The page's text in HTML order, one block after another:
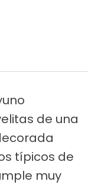
de una
típicos de
muy